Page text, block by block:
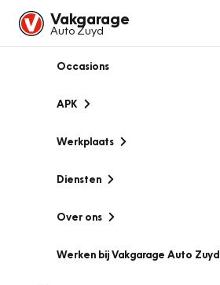
Vakgarage
Auto Zuyd
Occasions
APK
Werkplaats
Diensten
Over ons
Werken bij Vakgarage Auto Zuyd